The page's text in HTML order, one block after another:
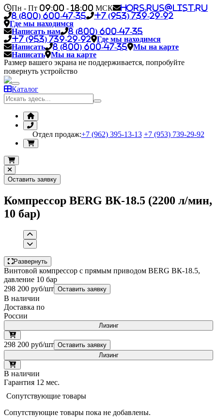
Пн - Пт 09:00 - 18:00 МСК
hors.rus@list.ru
8 (800) 600-47-35
+7 (953) 739-29-92
Где мы находимся
Написать нам
8 (800) 600-47-35
+7 (953) 739-29-92
Где мы находимся
Написать
8 (800) 600-47-35
Мы на карте
Написать
Мы на карте
Размер вашего экрана не поддерживается, попробуйте
повернуть устройство
Каталог
Отдел продаж:+7 (962) 395-13-13 +7 (953) 739-29-92
Оставить заявку
Компрессор BERG ВК-18.5 (2200 л/мин,
10 бар)
Развернуть
Винтовой компрессор с прямым приводом BERG ВК-18.5,
давление 10 бар
298 200 руб/шт Оставить заявку
В наличии
Доставка по
России
Лизинг
298 200 руб/шт Оставить заявку
Лизинг
В наличии
Гарантия 12 мес.
Сопутствующие товары
Сопутствующие товары пока не добавлены.